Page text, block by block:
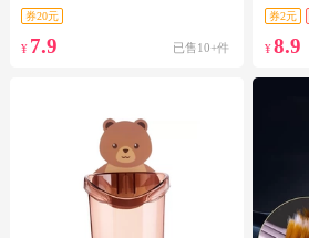
洗漱套装
券20元
¥ 7.9 已售10+件
券2元
¥8.9